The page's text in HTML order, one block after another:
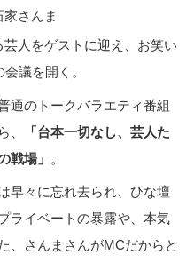
家さんま
芸人をゲストに迎え、お笑い
議を開く。
通のトークバラエティ番組
、
「台本一切なし、芸人た
戦場」 。
早々に忘れ去られ、ひな壇
ライベートの暴露や、本気
、さんまさんがMCだからと